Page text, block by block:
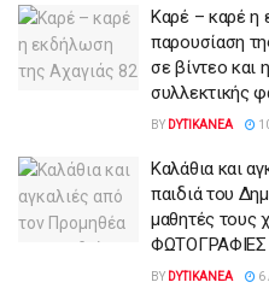
Καρέ – καρέ η
παρουσίαση
σε βίντεο και
συλλεκτικής
BY DYTIKANEA
Καλάθια και
παιδιά του
μαθητές τους
ΦΩΤΟΓΡΑΦΙΕΣ
BY DYTIKANEA 6